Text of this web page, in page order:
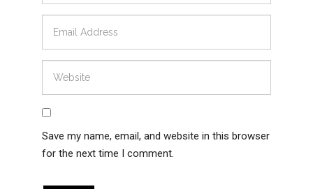
Save my name, email, and website in this browser
for the next time I comment.